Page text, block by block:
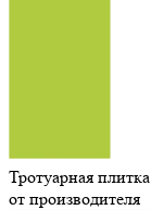
Тротуарная плитка
от производителя